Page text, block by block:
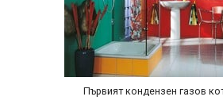
Първият кондензен газов